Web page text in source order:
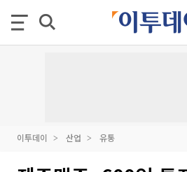
이투데이 산업 유통